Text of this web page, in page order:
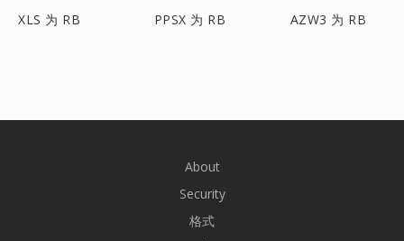
XLS 为 RB PPSX 为 RB AZW3 为 RB
About
Security
格式